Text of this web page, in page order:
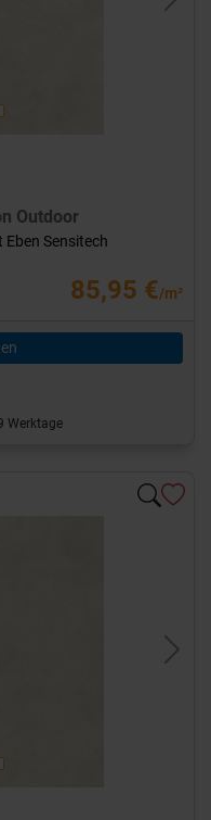
Next
Outdoor
Sensitech
85,95 €/m²
Werktage
Next